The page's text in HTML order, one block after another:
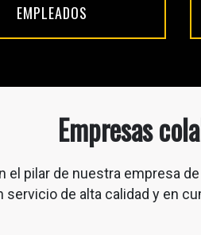
EMPLEADOS
Empresas
pilar de nuestra empresa
servicio de alta calidad y en